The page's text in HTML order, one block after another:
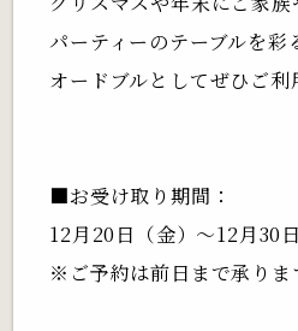
パーティーのテーブルを彩
オードブルとしてぜひご利
■お受け取り期間：
12月20日（金）～12月30日
※ご予約は前日まで承りま